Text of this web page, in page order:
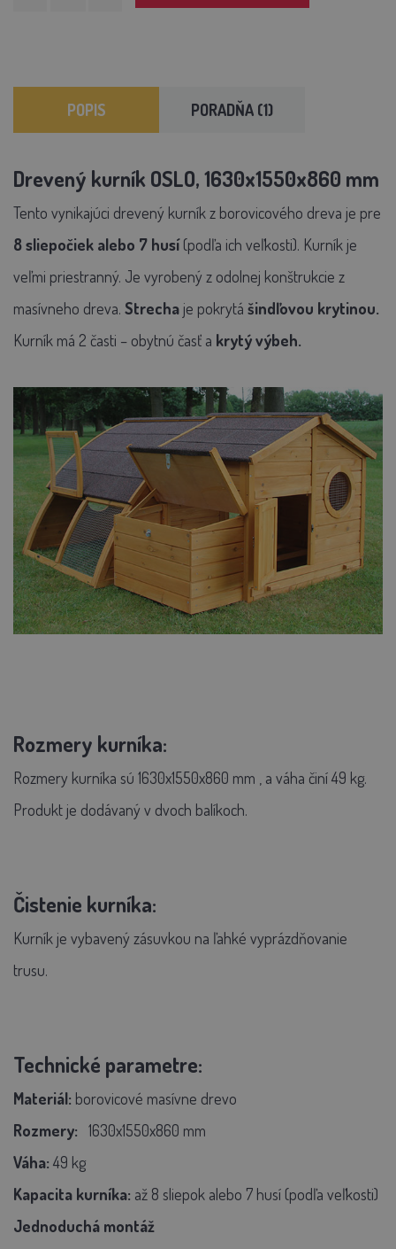
POPIS PORADŇA (1)
Drevený kurník OSLO, 1630x1550x860 mm
Tento vynikajúci drevený kurník z borovicového dreva je pre
8 sliepočiek alebo 7 husí(podľa ich veľkosti). Kurník je
veľmi priestranný. Je vyrobený z odolnej konštrukcie z
masívneho dreva. Strecha je pokrytá šindľovou krytinou.
Kurník má 2 časti – obytnú časť a krytý výbeh.
Rozmery kurníka:
Rozmery kurníka sú 1630x1550x860 mm , a váha činí 49 kg.
Produkt je dodávaný v dvoch balíkoch.
Čistenie kurníka:
Kurník je vybavený zásuvkou na ľahké vyprázdňovanie
trusu.
Technické parametre:
Materiál: borovicové masívne drevo
Rozmery: 1630x1550x860 mm
Váha: 49 kg
Kapacita kurníka: až 8 sliepok alebo 7 husí (podľa veľkosti)
Jednoduchá montáž